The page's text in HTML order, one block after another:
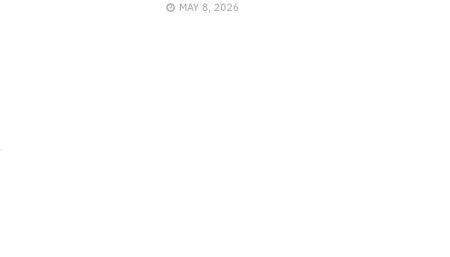
MAY 8, 2026